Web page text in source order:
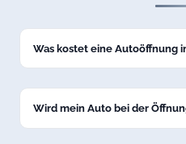
Was kostet eine Autoöffnung
Festpreis. Den genauen Preis
bevor wir nach Lindau
Wird mein Auto bei der